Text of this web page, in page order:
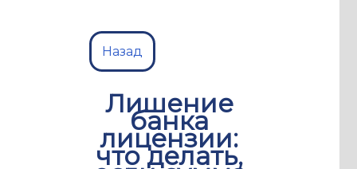
Назад
Лишение
банка
лицензии:
что делать,